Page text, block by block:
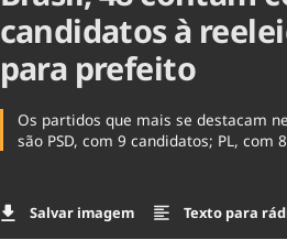
candidatos à
para prefeito
Os partidos que mais se destacam
são PSD, com 9 candidatos; PL, com
Salvar imagem Texto para